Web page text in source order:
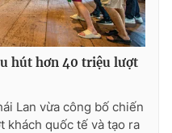
hút hơn 40 triệu lượt
Lan vừa công bố chiến
quốc tế và tạo ra